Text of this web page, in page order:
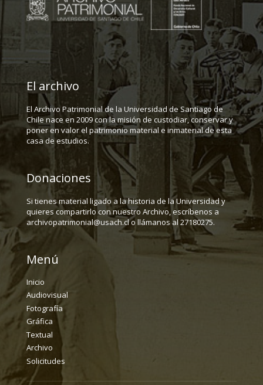
El archivo
El Archivo Patrimonial de la Universidad de Santiago de
Chile nace en 2009 con la misión de custodiar, conservar y
poner en valor el patrimonio material e inmaterial de esta
casa de estudios.
Donaciones
Si tienes material ligado a la historia de la Universidad y
quieres compartirlo con nuestro Archivo, escríbenos a
archivopatrimonial@usach.cl o llámanos al 27180275.
Menú
Inicio
Audiovisual
Fotografía
Gráfica
Textual
Archivo
Solicitudes